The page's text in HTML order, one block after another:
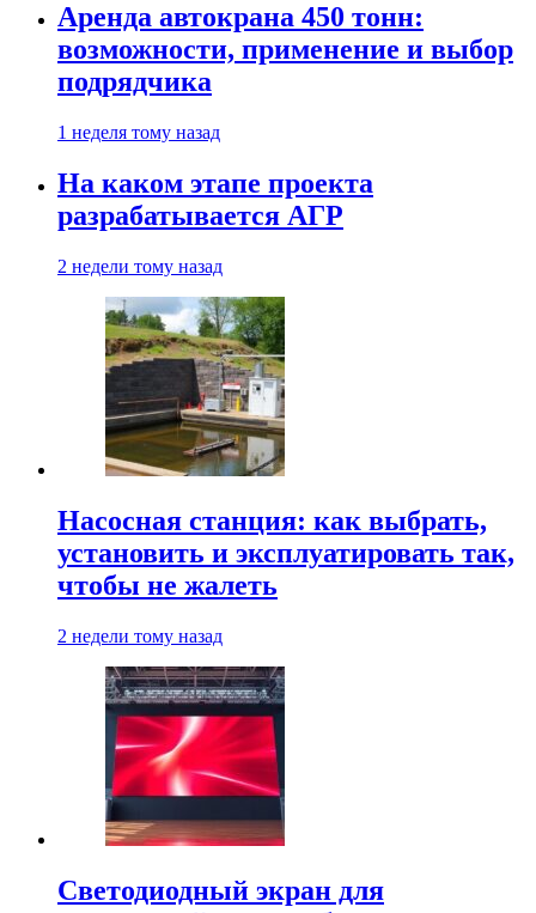
Аренда автокрана 450 тонн:
возможности, применение и выбор
подрядчика
1 неделя тому назад
На каком этапе проекта
разрабатывается АГР
2 недели тому назад
Насосная станция: как выбрать,
установить и эксплуатировать так,
чтобы не жалеть
2 недели тому назад
Светодиодный экран для